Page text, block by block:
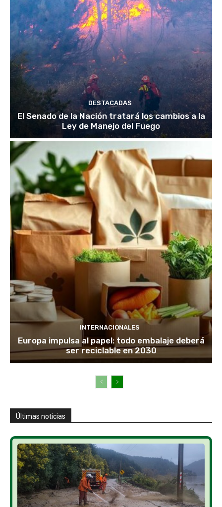
DESTACADAS
El Senado de la Nación tratará los cambios a la
Ley de Manejo del Fuego
INTERNACIONALES
Europa impulsa al papel: todo embalaje deberá
ser reciclable en 2030
Últimas noticias